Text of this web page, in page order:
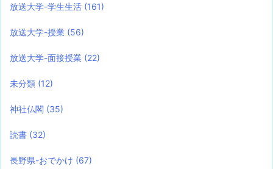
放送大学-学生生活 (161)
放送大学-授業 (56)
放送大学-面接授業 (22)
未分類 (12)
神社仏閣 (35)
読書 (32)
長野県-おでかけ (67)